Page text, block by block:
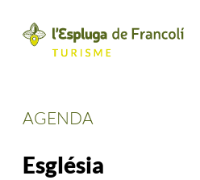
AGENDA
Església